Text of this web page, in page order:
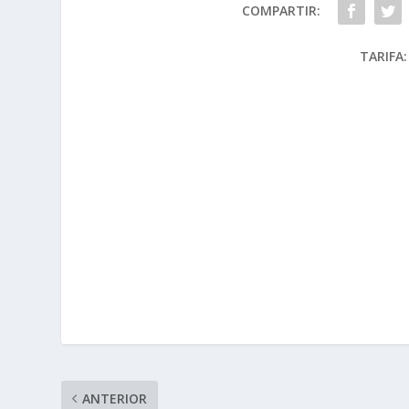
COMPARTIR:
TARIFA:
ANTERIOR